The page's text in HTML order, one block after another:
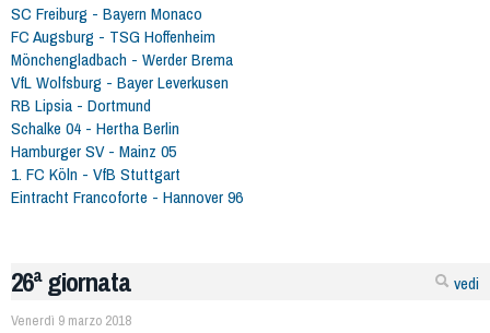
SC Freiburg - Bayern Monaco
FC Augsburg - TSG Hoffenheim
Mönchengladbach - Werder Brema
VfL Wolfsburg - Bayer Leverkusen
RB Lipsia - Dortmund
Schalke 04 - Hertha Berlin
Hamburger SV - Mainz 05
1. FC Köln - VfB Stuttgart
Eintracht Francoforte - Hannover 96
vedi
26ª giornata
Venerdì 9 marzo 2018